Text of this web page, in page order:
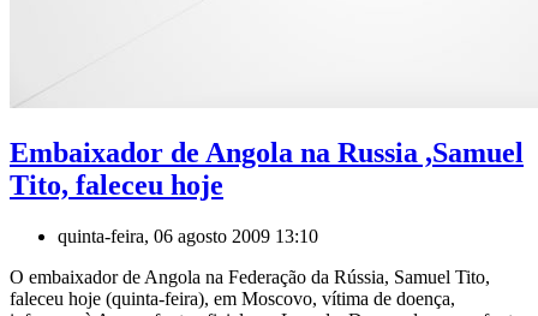
Embaixador de Angola na Russia ,Samuel
Tito, faleceu hoje
quinta-feira, 06 agosto 2009 13:10
O embaixador de Angola na Federação da Rússia, Samuel Tito,
faleceu hoje (quinta-feira), em Moscovo, vítima de doença,